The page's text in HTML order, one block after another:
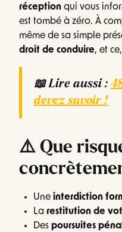
réception qui vous
est tombé à zéro. À
même de sa simple
droit de conduire, et ce,
📖Lire aussi :
devez savoir !
⚠️ Que
Une interdiction
La restitution de
Des poursuites